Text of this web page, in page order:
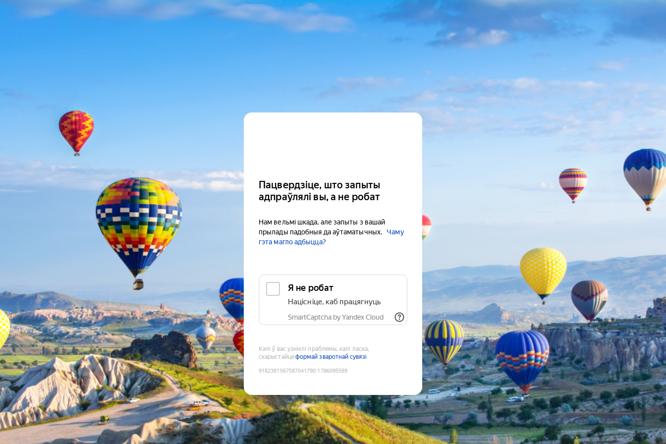
Пацвердзіце, што запыты
адпраўлялі вы, а не робат
Нам вельмі шкада, але запыты з вашай
прылады падобныя да аўтаматычных.
Чаму
гэта магло адбыцца?
Я не робат
Націсніце, каб працягнуць
SmartCaptcha by Yandex Cloud
Калі ў вас узніклі праблемы, калі ласка,
скарыстайцеформай зваротнай сувязі
9182381567587041790:1786095589